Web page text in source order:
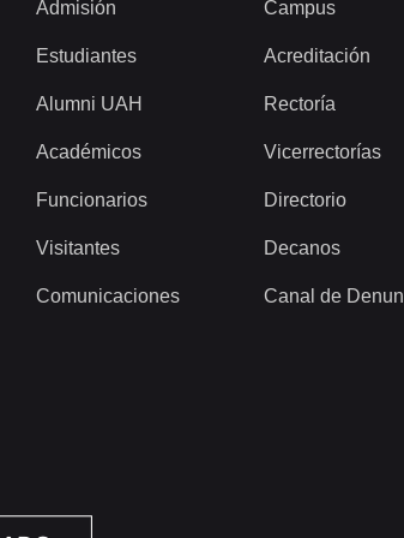
Admisión
Estudiantes
Alumni UAH
Académicos
Funcionarios
Visitantes
Comunicaciones
Campus
Acreditación
Rectoría
Vicerrectorías
Directorio
Decanos
Canal de